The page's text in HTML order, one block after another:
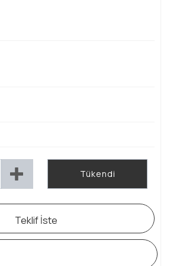
Tükendi
Teklif İste